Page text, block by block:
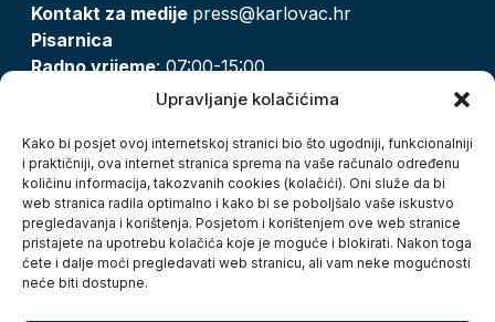
Upravljanje kolačićima
Kako bi posjet ovoj internetskoj stranici bio što ugodniji, funkcionalniji
i praktičniji, ova internet stranica sprema na vaše računalo određenu
količinu informacija, takozvanih cookies (kolačići). Oni služe da bi
web stranica radila optimalno i kako bi se poboljšalo vaše iskustvo
pregledavanja i korištenja. Posjetom i korištenjem ove web stranice
pristajete na upotrebu kolačića koje je moguće i blokirati. Nakon toga
ćete i dalje moći pregledavati web stranicu, ali vam neke mogućnosti
neće biti dostupne.
Kontakt za medije press@karlovac.hr
Pisarnica
Radno vrijeme: 07:00-15:00
pisarnica@karlovac.hr
Zaštita osobnih podataka
Pristup informacijama
Kolačići
Izjava o pristupačnosti